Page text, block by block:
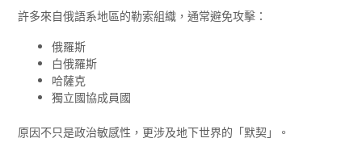
許多來自俄語系地區的勒索組織，通常避免攻擊：
俄羅斯
白俄羅斯
哈薩克
獨立國協成員國
原因不只是政治敏感性，更涉及地下世界的「默契」。